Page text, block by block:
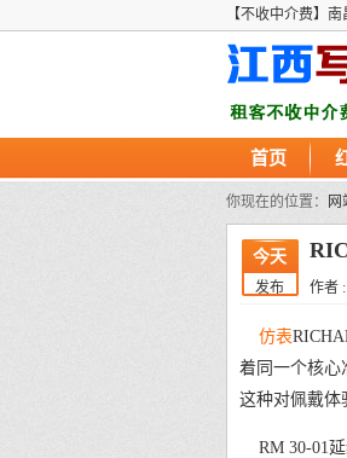
【不收中介费】
首页
你现在的位置： 网
今天
发布 作者
仿表
着同一个核心
这种对佩戴体
RM 30-01延